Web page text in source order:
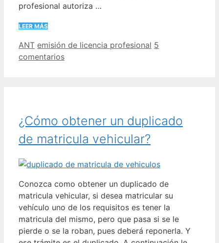
profesional autoriza …
LEER MÁS
Categorías
ANT Etiquetas
emisión de licencia profesional 5
comentarios
¿Cómo obtener un duplicado
de matricula vehicular?
Conozca como obtener un duplicado de
matricula vehicular, si desea matricular su
vehículo uno de los requisitos es tener la
matricula del mismo, pero que pasa si se le
pierde o se la roban, pues deberá reponerla. Y